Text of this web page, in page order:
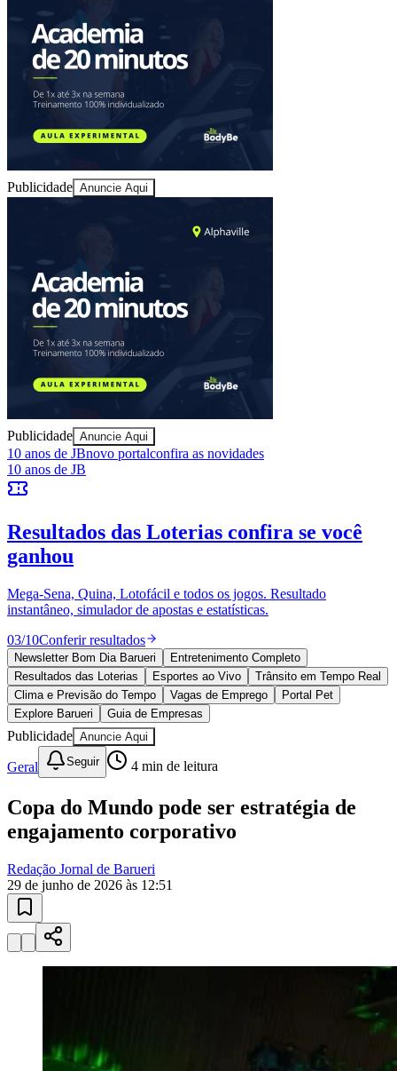
Goiás
Publicidade Anuncie Aqui
Publicidade Anuncie Aqui
10 anos de JBnovo portalconfira as novidades
Esportes ao Vivo
atualizadas
Paulistão, Brasileirão, Champions League e mais. Placar em tempo
Newsletter Bom Dia Barueri
Entretenimento Completo
Resultados das Loterias
Trânsito em Tempo Real